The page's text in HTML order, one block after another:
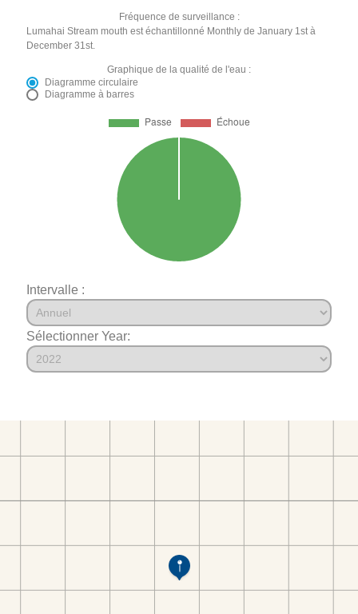
Fréquence de surveillance :
Lumahai Stream mouth est échantillonné Monthly de January 1st à
December 31st.
Graphique de la qualité de l'eau :
Diagramme circulaire
Diagramme à barres
Intervalle :
Sélectionner Year: